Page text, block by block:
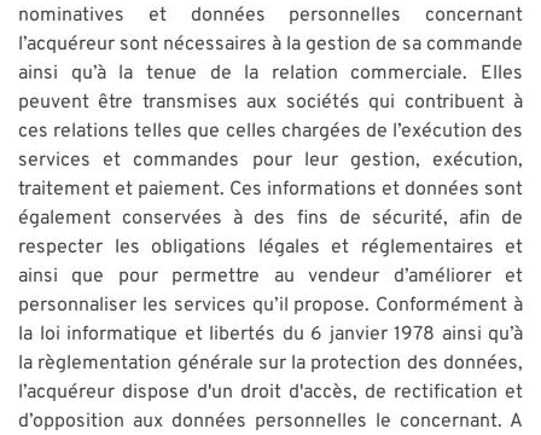
nominatives et données personnelles concernant
l’acquéreur sont nécessaires à la gestion de sa commande
ainsi qu’à la tenue de la relation commerciale. Elles
peuvent être transmises aux sociétés qui contribuent à
ces relations telles que celles chargées de l’exécution des
services et commandes pour leur gestion, exécution,
traitement et paiement. Ces informations et données sont
également conservées à des fins de sécurité, afin de
respecter les obligations légales et réglementaires et
ainsi que pour permettre au vendeur d’améliorer et
personnaliser les services qu’il propose. Conformément à
la loi informatique et libertés du 6 janvier 1978 ainsi qu’à
la règlementation générale sur la protection des données,
l’acquéreur dispose d'un droit d'accès, de rectification et
d’opposition aux données personnelles le concernant. A